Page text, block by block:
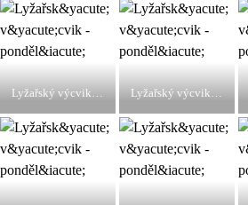
Lyžařský výcvik - pondělí Lyžařský výcvik - pondělí